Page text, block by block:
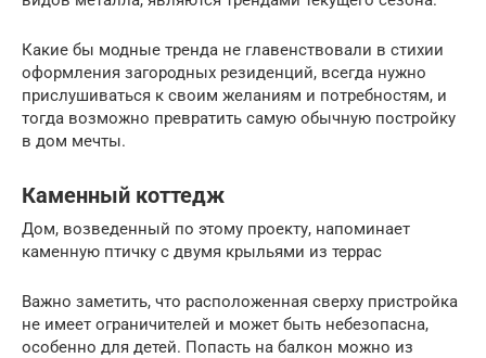
Какие бы модные тренда не главенствовали в стихии
оформления загородных резиденций, всегда нужно
прислушиваться к своим желаниям и потребностям, и
тогда возможно превратить самую обычную постройку
в дом мечты.
Каменный коттедж
Дом, возведенный по этому проекту, напоминает
каменную птичку с двумя крыльями из террас
Важно заметить, что расположенная сверху пристройка
не имеет ограничителей и может быть небезопасна,
особенно для детей. Попасть на балкон можно из